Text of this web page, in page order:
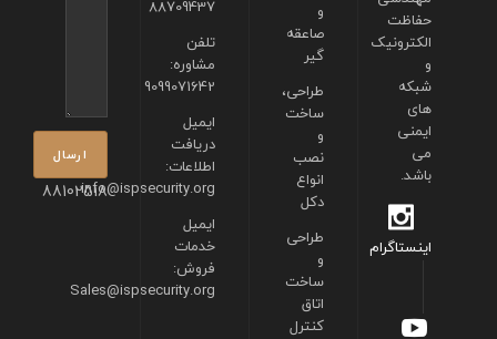
88102518
88709437
تلفن
مشاوره:
9099071642
ایمیل
دریافت
اطلاعات:
info@ispsecurity.org
ایمیل
خدمات
فروش:
Sales@ispsecurity.org
و
صاعقه
گیر
طراحی،
ساخت
و
نصب
انواع
دکل
طراحی
و
ساخت
اتاق
کنترل
حفاظت
الکترونیک
و
شبکه
های
ایمنی
می
باشد.
اینستاگرام